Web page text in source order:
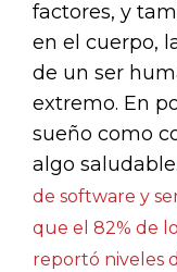
factores, y
en el cuerpo,
de un ser
extremo. En
sueño como
algo saludable.
de software y
que el 82% de
reportó niveles